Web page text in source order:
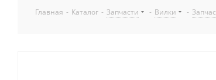
Главная - Каталог - Запчасти - Вилки -